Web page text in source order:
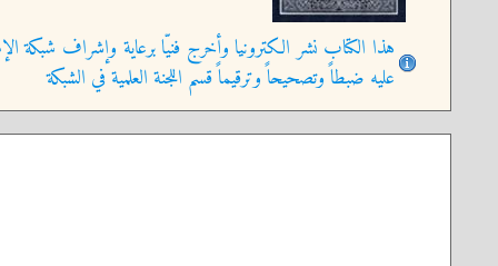
هذا الكتاب نشر الكترونيا وأخرج فنيّا برعاية وإشراف شبكة
عليه ضبطاً وتصحيحاً وترقيماً قسم اللجنة العلمية في الشبكة